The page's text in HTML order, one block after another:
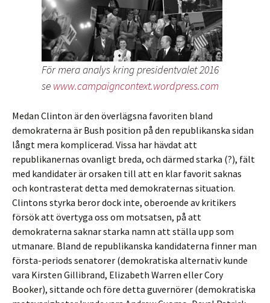
För mera analys kring presidentvalet 2016
se www.campaigncontext.wordpress.com
Medan Clinton är den överlägsna favoriten bland
demokraterna är Bush position på den republikanska sidan
långt mera komplicerad. Vissa har hävdat att
republikanernas ovanligt breda, och därmed starka (?), fält
med kandidater är orsaken till att en klar favorit saknas
och kontrasterat detta med demokraternas situation.
Clintons styrka beror dock inte, oberoende av kritikers
försök att övertyga oss om motsatsen, på att
demokraterna saknar starka namn att ställa upp som
utmanare. Bland de republikanska kandidaterna finner man
första-periods senatorer (demokratiska alternativ kunde
vara Kirsten Gillibrand, Elizabeth Warren eller Cory
Booker), sittande och före detta guvernörer (demokratiska